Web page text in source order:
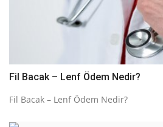
Fil Bacak – Lenf Ödem Nedir?
Fil Bacak – Lenf Ödem Nedir?